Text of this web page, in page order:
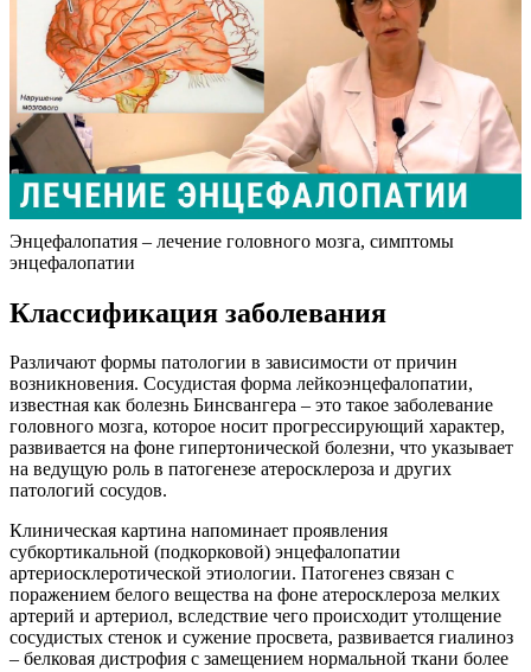
Энцефалопатия – лечение головного мозга, симптомы
энцефалопатии
Классификация заболевания
Различают формы патологии в зависимости от причин
возникновения. Сосудистая форма лейкоэнцефалопатии,
известная как болезнь Бинсвангера – это такое заболевание
головного мозга, которое носит прогрессирующий характер,
развивается на фоне гипертонической болезни, что указывает
на ведущую роль в патогенезе атеросклероза и других
патологий сосудов.
Клиническая картина напоминает проявления
субкортикальной (подкорковой) энцефалопатии
артериосклеротической этиологии. Патогенез связан с
поражением белого вещества на фоне атеросклероза мелких
артерий и артериол, вследствие чего происходит утолщение
сосудистых стенок и сужение просвета, развивается гиалиноз
– белковая дистрофия с замещением нормальной ткани более